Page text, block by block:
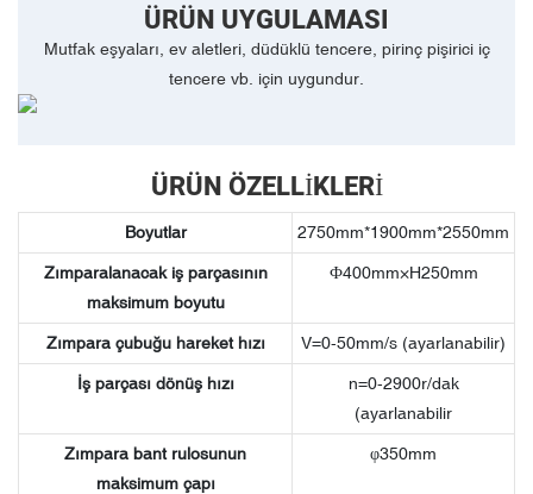
ÜRÜN UYGULAMASI
Mutfak eşyaları, ev aletleri, düdüklü tencere, pirinç pişirici iç
tencere vb. için uygundur.
ÜRÜN ÖZELLIKLERI
Boyutlar 2750mm*1900mm*2550mm
Zımparalanacak iş parçasının
maksimum boyutu
Ф400mm×H250mm
Zımpara çubuğu hareket hızı V=0-50mm/s (ayarlanabilir)
İş parçası dönüş hızı
n=0-2900r/dak
(ayarlanabilir
Zımpara bant rulosunun
maksimum çapı
φ350mm